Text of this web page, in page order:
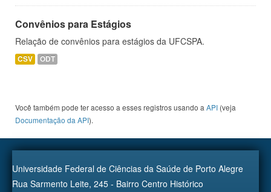
Convênios para Estágios
Relação de convênios para estágios da UFCSPA.
CSV ODT
Você também pode ter acesso a esses registros usando a API (veja
Documentação da API).
Universidade Federal de Ciências da Saúde de Porto Alegre
Rua Sarmento Leite, 245 - Bairro Centro Histórico